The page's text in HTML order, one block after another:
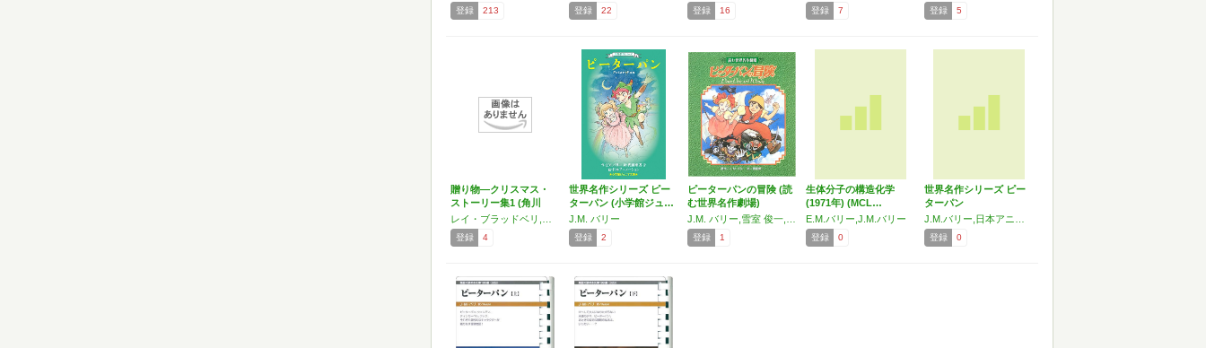
登録 213 登録 22 登録 16 登録 7 登録 5
贈り物―クリスマス・
ストーリー集1 (角川
文…
登録 4
世界名作シリーズ ピー
ターパン (小学館ジュ…
J.M. バリー
登録 2
ピーターパンの冒険 (読
む世界名作劇場)
登録 1
生体分子の構造化学
(1971年) (MCL…
E.M.バリー,J.M.バリー
登録 0
世界名作シリーズ ピー
ターパン
登録 0